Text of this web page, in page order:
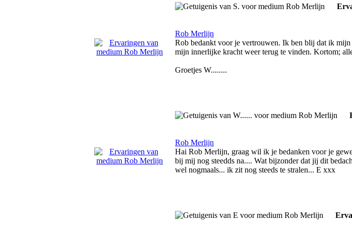
Rob Merlijn
Rob bedankt voor je vertrouwen. Ik ben blij dat ik
mijn innerlijke kracht weer terug te vinden. Kortom;
Groetjes W........
Rob Merlijn
Hai Rob Merlijn, graag wil ik je bedanken voor je
bij mij nog steedds na.... Wat bijzonder dat jij dit
wel nogmaals... ik zit nog steeds te stralen... E xxx